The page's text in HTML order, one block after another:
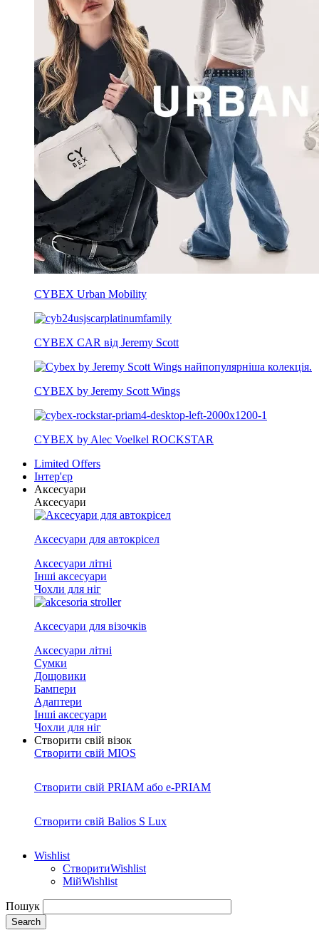
CYBEX Urban Mobility
CYBEX CAR від Jeremy Scott
CYBEX by Jeremy Scott Wings
CYBEX by Alec Voelkel ROCKSTAR
Limited Offers
Інтер'єр
Аксесуари
Аксесуари
Аксесуари для автокрісел
Аксесуари літні
Інші аксесуари
Чохли для ніг
Аксесуари для візочків
Аксесуари літні
Сумки
Дощовики
Бампери
Адаптери
Інші аксесуари
Чохли для ніг
Створити свій візок
Створити свій MIOS
Створити свій PRIAM або e-PRIAM
Створити свій Balios S Lux
Wishlist
СтворитиWishlist
МійWishlist
Пошук